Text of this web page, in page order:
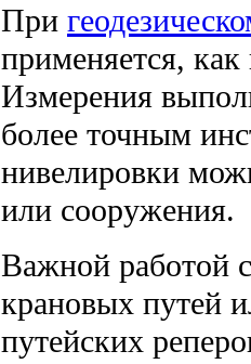
При
применяется,
Измерения
более точным
нивелировки
или сооружения.
Важной работой
крановых путей
путейских